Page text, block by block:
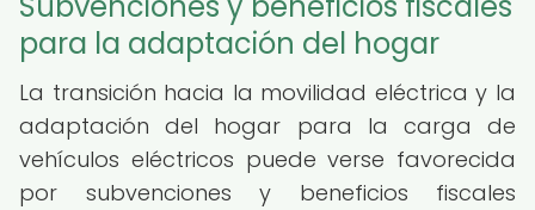
para la adaptación del hogar
La transición hacia la movilidad eléctrica y la
adaptación del hogar para la carga de
vehículos eléctricos puede verse favorecida
por subvenciones y beneficios fiscales